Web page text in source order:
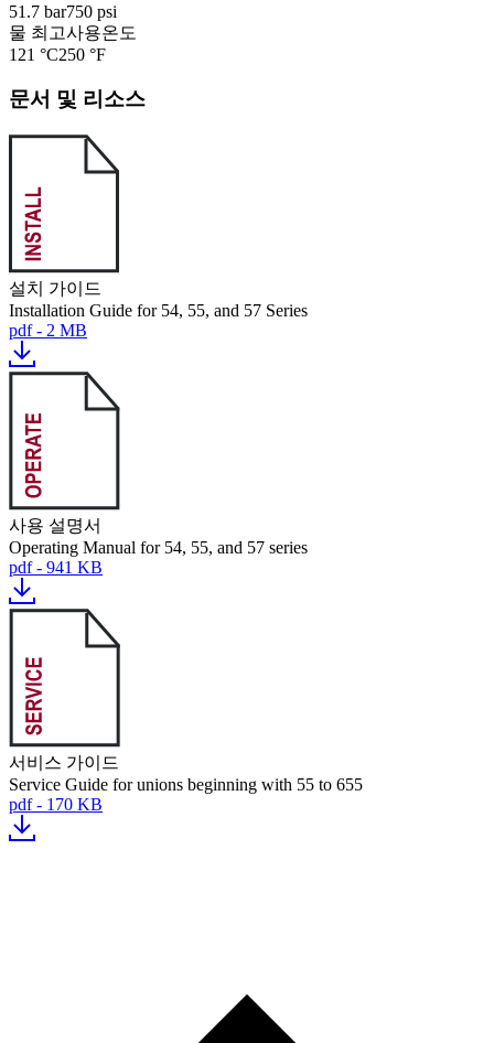
51.7 bar750 psi
물 최고사용온도
121 °C250 °F
문서 및 리소스
설치 가이드
Installation Guide for 54, 55, and 57 Series
pdf - 2 MB
사용 설명서
Operating Manual for 54, 55, and 57 series
pdf - 941 KB
서비스 가이드
Service Guide for unions beginning with 55 to 655
pdf - 170 KB